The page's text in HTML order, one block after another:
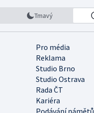
Tmavý
Pro média
Reklama
Studio Brno
Studio Ostrava
Rada ČT
Kariéra
Podávání námětů